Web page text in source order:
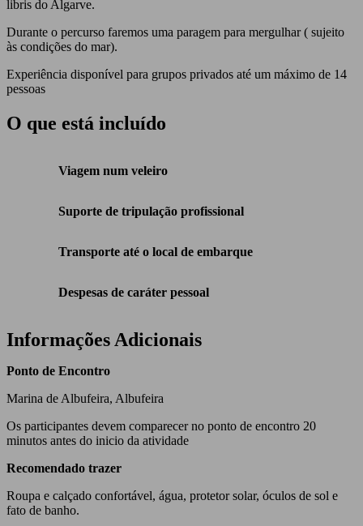
libris do Algarve.
Durante o percurso faremos uma paragem para mergulhar ( sujeito
às condições do mar).
Experiência disponível para grupos privados até um máximo de 14
pessoas
O que está incluído
Viagem num veleiro
Suporte de tripulação profissional
Transporte até o local de embarque
Despesas de caráter pessoal
Informações Adicionais
Ponto de Encontro
Marina de Albufeira, Albufeira
Os participantes devem comparecer no ponto de encontro 20
minutos antes do inicio da atividade
Recomendado trazer
Roupa e calçado confortável, água, protetor solar, óculos de sol e
fato de banho.